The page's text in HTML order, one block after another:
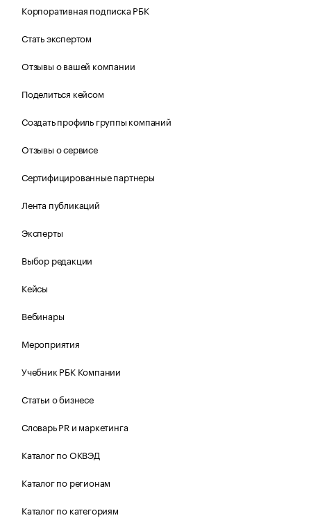
Корпоративная подписка РБК
Стать экспертом
Отзывы о вашей компании
Поделиться кейсом
Создать профиль группы компаний
Отзывы о сервисе
Сертифицированные партнеры
Лента публикаций
Эксперты
Выбор редакции
Кейсы
Вебинары
Мероприятия
Учебник РБК Компании
Статьи о бизнесе
Словарь PR и маркетинга
Каталог по ОКВЭД
Каталог по регионам
Каталог по категориям